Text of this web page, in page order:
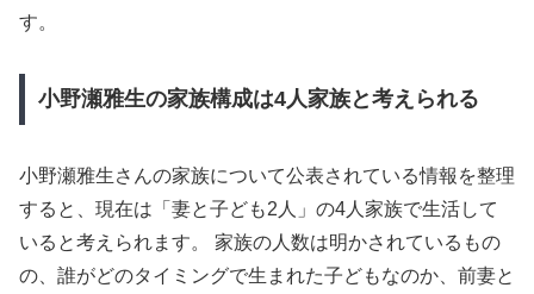
す。
小野瀬雅生の家族構成は4人家族と考えられる
小野瀬雅生さんの家族について公表されている情報を整理
すると、現在は「妻と子ども2人」の4人家族で生活して
いると考えられます。 家族の人数は明かされているもの
の、誰がどのタイミングで生まれた子どもなのか、前妻と